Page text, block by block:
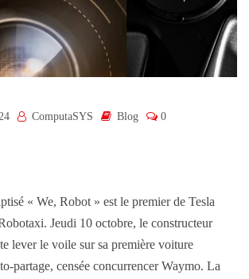
ComputaSYS Blog 0
« We, Robot » est le premier de Tesla
Jeudi 10 octobre, le constructeur
lever le voile sur sa première voiture
partage, censée concurrencer Waymo. La